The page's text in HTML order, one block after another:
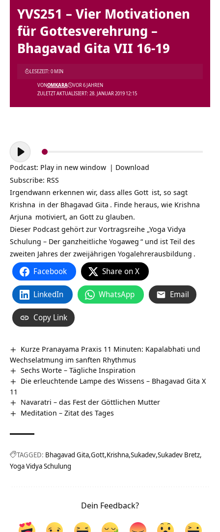
YVS251 – Vier Motivationen
für Gottesverehrung –
Bhagavad Gita VII 16-19
ZULETZT AKTUALISIERT: 28. JANUAR 2019 12:15
VONOMKARA VOR 6 JAHREN
LESEZEIT: 0 MIN
Audio-
Player
Podcast: Play in new window | Download
Subscribe: RSS
Irgendwann erkennen wir, dass alles Gott ist, so sagt
Krishna in der Bhagavad Gita . Finde heraus, wie Krishna
Arjuna motiviert, an Gott zu glauben.
Dieser Podcast gehört zur Vortragsreihe „Yoga Vidya
Schulung – Der ganzheitliche Yogaweg “ und ist Teil des
zweiten Jahres der zweijährigen Yogalehrerausbildung .
Facebook Share on X
LinkedIn WhatsApp Email
Copy Link
Kurze Pranayama Praxis 11 Minuten: Kapalabhati und
Wechselatmung im sanften Rhythmus
Sechs Worte – Tägliche Inspiration
Die erleuchtende Lampe des Wissens – Bhagavad Gita X
11
Navaratri – das Fest der Göttlichen Mutter
Meditation – Zitat des Tages
TAGGED: Bhagavad Gita Gott Krishna Sukadev Sukadev Bretz
Yoga Vidya Schulung
Dein Feedback?